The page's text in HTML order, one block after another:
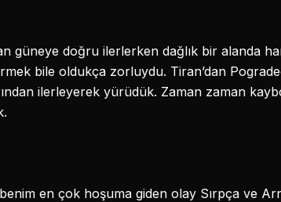
güneye doğru ilerlerken dağlık bir alanda
bile oldukça zorluydu. Tiran’dan
ilerleyerek yürüdük. Zaman zaman
en çok hoşuma giden olay Sırpça ve